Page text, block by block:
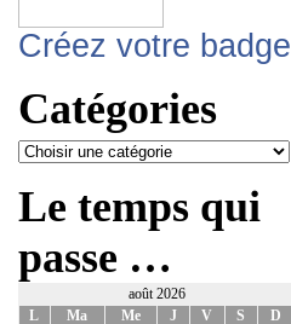
Créez votre badge
Catégories
Le temps qui
passe …
août 2026
L
Ma Me J V S D